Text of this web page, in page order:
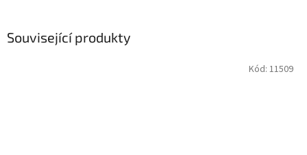
Související produkty
Kód: 11509